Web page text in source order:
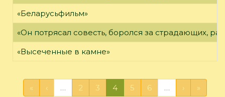
«Беларусьфильм»
«Он потрясал совесть, боролся за страдающих,
«Высеченные в камне»
« ‹ … 2 3 4 5 6 … › »